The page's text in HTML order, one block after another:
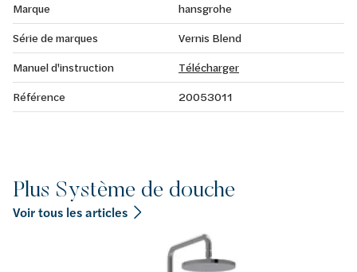
Marque
hansgrohe
Série de marques
Vernis Blend
Manuel d'instruction
Télécharger
Référence
20053011
Plus Système de douche
Voir tous les articles